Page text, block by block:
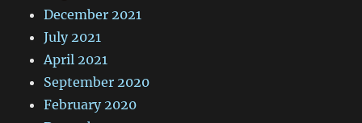
December 2021
July 2021
April 2021
September 2020
February 2020